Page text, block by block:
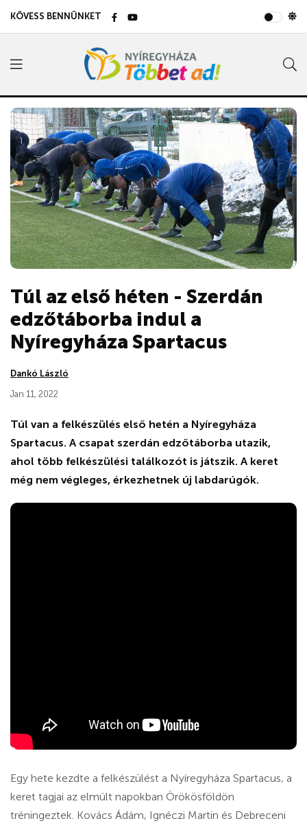
KÖVESS BENNÜNKET
Túl az első héten - Szerdán
edzőtáborba indul a
Nyíregyháza Spartacus
Dankó László
Jan 11, 2022
Túl van a felkészülés első hetén a Nyíregyháza
Spartacus. A csapat szerdán edzőtáborba utazik,
ahol több felkészülési találkozót is játszik. A keret
még nem végleges, érkezhetnek új labdarúgók.
Egy hete kezdte a felkészülést a Nyíregyháza Spartacus, a
keret tagjai az elmúlt napokban Örökösföldön
tréningeztek. Kovács Ádám, Ignéczi Martin és Debreceni